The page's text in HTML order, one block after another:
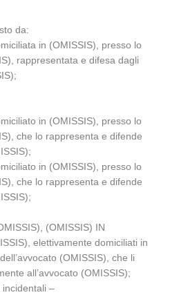
da:
in (OMISSIS), presso lo
rappresentata e difesa dagli
in (OMISSIS), presso lo
che lo rappresenta e difende
in (OMISSIS), presso lo
che lo rappresenta e difende
(OMISSIS) IN
elettivamente domiciliati in
(OMISSIS), che li
all’avvocato (OMISSIS);
–